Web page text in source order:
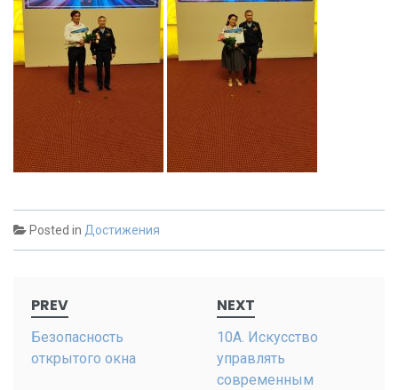
Posted in Достижения
navigation
PREV
Безопасность
открытого окна
NEXT
10А. Искусство
управлять
современным